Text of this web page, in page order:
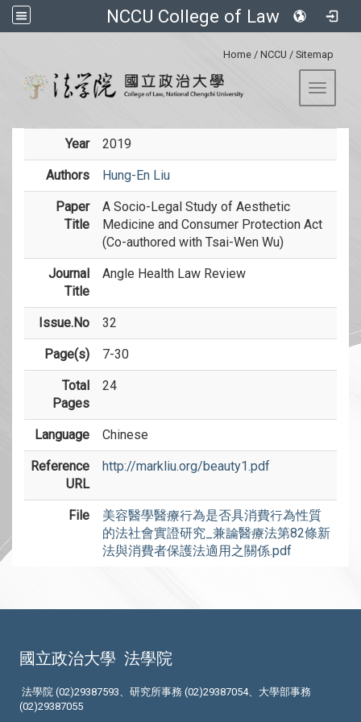
NCCU College of Law
Home / NCCU / Sitemap
Toggle
Year 2019
Authors Hung-En Liu
Paper
Title
A Socio-Legal Study of Aesthetic
Medicine and Consumer Protection Act
(Co-authored with Tsai-Wen Wu)
Journal
Title
Angle Health Law Review
Issue.No 32
Page(s) 7-30
Total
Pages
24
Language Chinese
Reference
URL
http://markliu.org/beauty1.pdf
File
美容醫學醫療行為是否具消費行為性質
的法社會實證研究_兼論醫療法第82條新
法與消費者保護法適用之關係.pdf
國立政治大學 法學院
法學院 (02)29387593、研究所事務 (02)29387054、大學部事務
(02)29387055